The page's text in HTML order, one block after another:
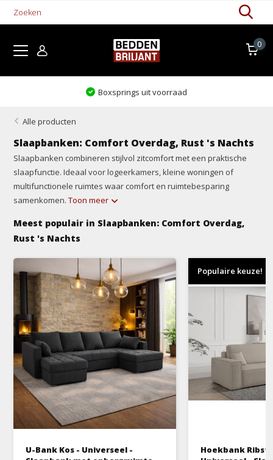
0
Levertijd 1-5 werkdagen
Alle producten
Slaapbanken: Comfort Overdag, Rust 's Nachts
Slaapbanken combineren stijlvol zitcomfort met een praktische
slaapfunctie. Ideaal voor logeerkamers, kleine woningen of
multifunctionele ruimtes waar comfort en ruimtebesparing
samenkomen.Toon meer
Meest populair in Slaapbanken: Comfort Overdag,
Rust 's Nachts
U-Bank Kos - Universeel -
Populaire keuze!
Hoekbank